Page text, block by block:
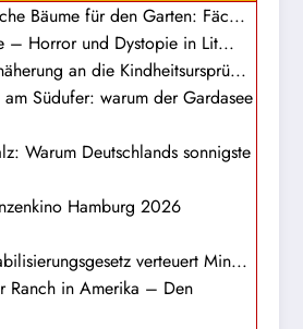
Bäume für den Garten: Fäc...
– Horror und Dystopie in Lit...
an die Kindheitsursprü...
Südufer: warum der Gardasee
Warum Deutschlands sonnigste
Hamburg 2026
verteuert Min...
Ranch in Amerika – Den